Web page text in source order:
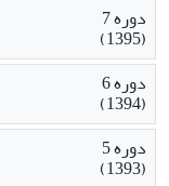
دوره 7
(1395)
دوره 6
(1394)
دوره 5
(1393)